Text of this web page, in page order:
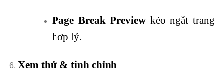
Page Break Previewkéo ngắt trang
hợp lý.
Xem thử & tinh chỉnh